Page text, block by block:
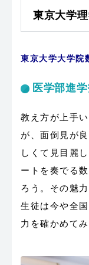
東京大学
東京大学大学院
医学部進
教え方が上手
が、面倒見が
しくて見目麗
ートを奏でる
ろう。その魅
生徒は今や全
力を確かめてみ